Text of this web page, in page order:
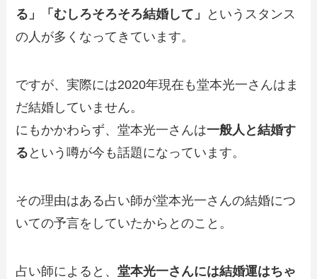
る」「むしろそろそろ結婚して」
というスタンス
の人が多くなってきています。
ですが、実際には2020年現在も堂本光一さんはま
だ結婚していません。
にもかかわらず、堂本光一さんは一般人と結婚す
る という噂が今も話題になっています。
その理由はある占い師が堂本光一さんの結婚につ
いての予言をしていたからとのこと。
占い師によると、堂本光一さんには結婚運はちゃ